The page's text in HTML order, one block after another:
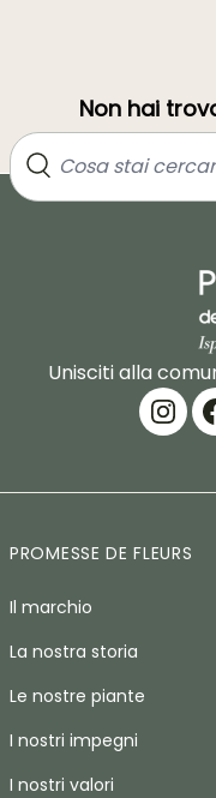
Non hai
Unisciti alla
PROMESSE DE FLEURS
Il marchio
La nostra storia
Le nostre piante
I nostri impegni
I nostri valori